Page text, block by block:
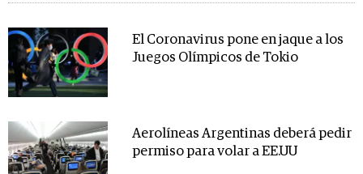
El Coronavirus pone en jaque a los
Juegos Olímpicos de Tokio
Aerolíneas Argentinas deberá pedir
permiso para volar a EE.UU